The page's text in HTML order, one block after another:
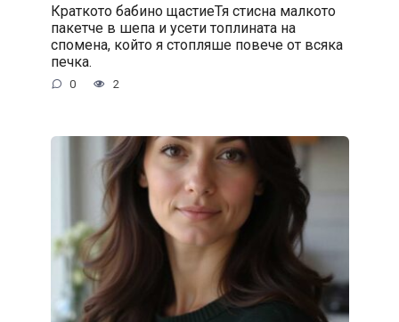
Краткото бабино щастиеТя стисна малкото
пакетче в шепа и усети топлината на
спомена, който я стопляше повече от всяка
печка.
0 2